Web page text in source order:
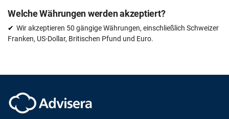
Welche Währungen werden akzeptiert?
Wir akzeptieren 50 gängige Währungen, einschließlich Schweizer
Franken, US-Dollar, Britischen Pfund und Euro.